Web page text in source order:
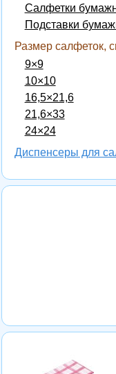
Салфетки
Подставки
Размер салфеток,
9×9
10×10
16,5×21,6
21,6×33
24×24
Диспенсеры для